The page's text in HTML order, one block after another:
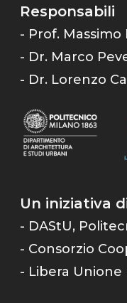
Responsabili
- Prof. Massimo
- Dr. Marco
- Dr. Lorenzo
Un iniziativa
- DAStU,
- Consorzio
- Libera